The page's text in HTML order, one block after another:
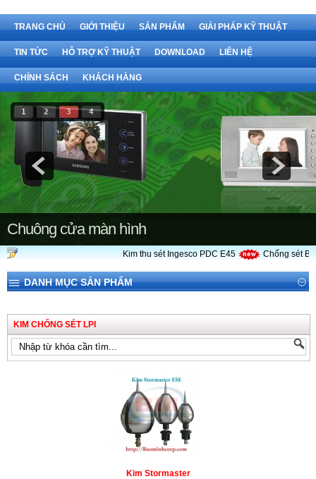
TRANG CHỦ GIỚI THIỆU SẢN PHẨM GIẢI PHÁP KỸ THUẬT
TIN TỨC HỖ TRỢ KỸ THUẬT DOWNLOAD LIÊN HỆ
CHÍNH SÁCH KHÁCH HÀNG
1 2 3 4
Chuông cửa màn hình
Kim thu sét Ingesco PDC E45 Chống sét Bảo
DANH MỤC SẢN PHẨM
KIM CHỐNG SÉT LPI
Kim Stormaster